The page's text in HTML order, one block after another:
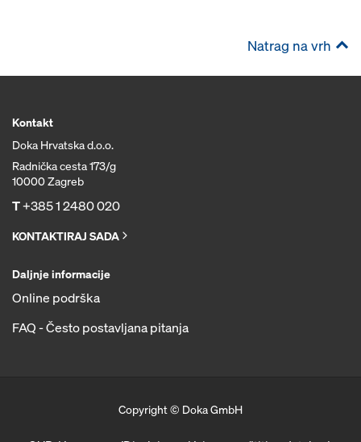
Natrag na vrh
Kontakt
Doka Hrvatska d.o.o.
Radnička cesta 173/g
10000 Zagreb
T+385 1 2480 020
KONTAKTIRAJ SADA
Daljnje informacije
Online podrška
FAQ - Često postavljana pitanja
Copyright © Doka GmbH